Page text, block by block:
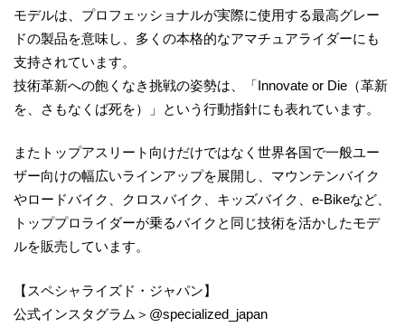
モデルは、プロフェッショナルが実際に使用する最高グレー
ドの製品を意味し、多くの本格的なアマチュアライダーにも
支持されています。
技術革新への飽くなき挑戦の姿勢は、「Innovate or Die（革新
を、さもなくば死を）」という行動指針にも表れています。
またトップアスリート向けだけではなく世界各国で一般ユー
ザー向けの幅広いラインアップを展開し、マウンテンバイク
やロードバイク、クロスバイク、キッズバイク、e-Bikeなど、
トッププロライダーが乗るバイクと同じ技術を活かしたモデ
ルを販売しています。
【スペシャライズド・ジャパン】
公式インスタグラム＞@specialized_japan